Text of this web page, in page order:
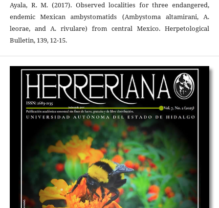
Ayala, R. M. (2017). Observed localities for three endangered,
endemic Mexican ambystomatids (Ambystoma altamirani, A.
leorae, and A. rivulare) from central Mexico. Herpetological
Bulletin, 139, 12-15.